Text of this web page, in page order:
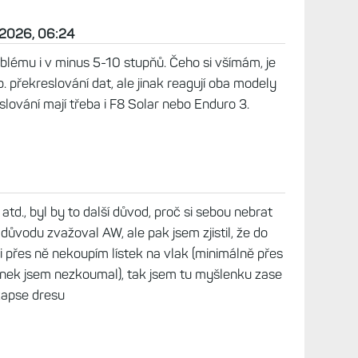
2026, 06:24
i v minus 5-10 stupňů. Čeho si všímám, je
překreslování dat, ale jinak reagují oba modely
mají třeba i F8 Solar nebo Enduro 3.
byl by to další důvod, proč si sebou nebrat
zvažoval AW, ale pak jsem zjistil, že do
ně nekoupím lístek na vlak (minimálně přes
jsem nezkoumal), tak jsem tu myšlenku zase
dresu